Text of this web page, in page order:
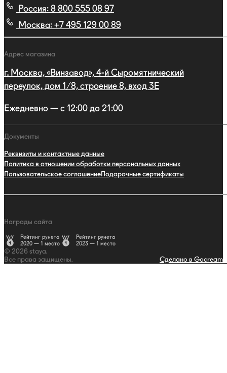
Россия: 8 800 555 08 97
Москва: +7 495 129 00 89
Адрес магазина
г. Москва, «Винзавод», 4-й Сыромятнический
переулок, дом 1/8, строение 8, вход 3E
Ежедневно — с 12:00 до 21:00
Документы
Реквизиты и контактные данные
Политика в отношении обработки персональных данных
Пользовательское соглашениеПодарочные сертификаты
Награды сайта
Рейтинг рунета
2020 — 1 место
Рейтинг рунета
2023 — 1 место
© 2026 staya.
Все права защищены.
Сделано в Gocream